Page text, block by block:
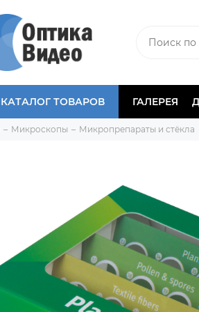
КАТАЛОГ ТОВАРОВ ГАЛЕРЕЯ
Микроскопы Микропрепараты и стёкла